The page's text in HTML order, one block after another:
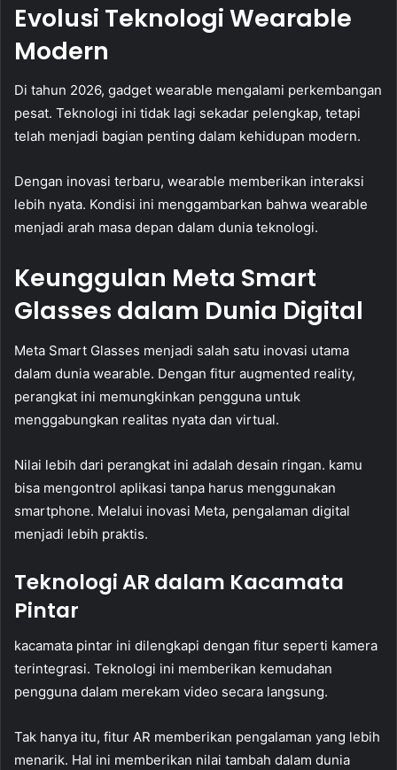
Evolusi Teknologi Wearable
Modern
Di tahun 2026, gadget wearable mengalami perkembangan
pesat. Teknologi ini tidak lagi sekadar pelengkap, tetapi
telah menjadi bagian penting dalam kehidupan modern.
Dengan inovasi terbaru, wearable memberikan interaksi
lebih nyata. Kondisi ini menggambarkan bahwa wearable
menjadi arah masa depan dalam dunia teknologi.
Keunggulan Meta Smart
Glasses dalam Dunia Digital
Meta Smart Glasses menjadi salah satu inovasi utama
dalam dunia wearable. Dengan fitur augmented reality,
perangkat ini memungkinkan pengguna untuk
menggabungkan realitas nyata dan virtual.
Nilai lebih dari perangkat ini adalah desain ringan. kamu
bisa mengontrol aplikasi tanpa harus menggunakan
smartphone. Melalui inovasi Meta, pengalaman digital
menjadi lebih praktis.
Teknologi AR dalam Kacamata
Pintar
kacamata pintar ini dilengkapi dengan fitur seperti kamera
terintegrasi. Teknologi ini memberikan kemudahan
pengguna dalam merekam video secara langsung.
Tak hanya itu, fitur AR memberikan pengalaman yang lebih
menarik. Hal ini memberikan nilai tambah dalam dunia